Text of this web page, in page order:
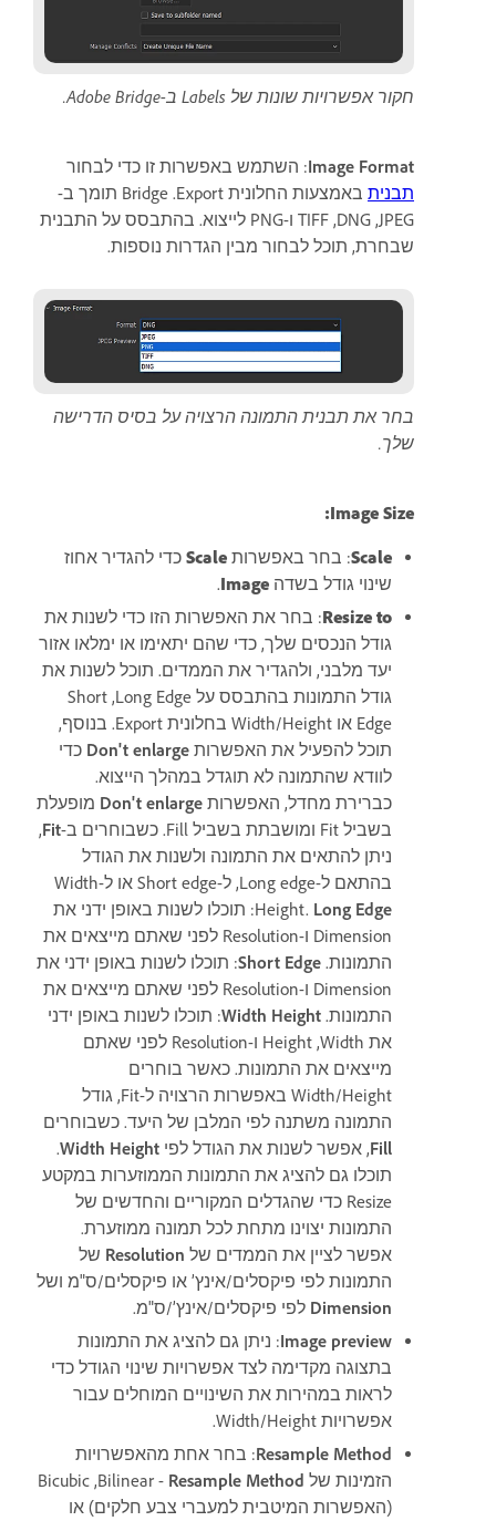
חקור אפשרויות שונות של Labels ב-Adobe Bridge.
Image Format: השתמש באפשרות זו כדי לבחור
תבנית
באמצעות החלונית Export. ‏Bridge תומך ב-
JPEG‏, DNG‏, TIFF ו-PNG לייצוא. בהתבסס על התבנית
שבחרת, תוכל לבחור מבין הגדרות נוספות.
בחר את תבנית התמונה הרצויה על בסיס הדרישה
שלך.
Image Size:
Scale: בחר באפשרות Scale כדי להגדיר אחוז
שינוי גודל בשדה Image
.
Resize to: בחר את האפשרות הזו כדי לשנות את
גודל הנכסים שלך, כדי שהם יתאימו או ימלאו אזור
יעד מלבני, ולהגדיר את הממדים. תוכל לשנות את
גודל התמונות בהתבסס על Long Edge, ‏Short
Edge או Width/Height בחלונית Export. בנוסף,
תוכל להפעיל את האפשרות Don't enlarge כדי
לוודא שהתמונה לא תוגדל במהלך הייצוא.
כברירת מחדל, האפשרות Don't enlarge מופעלת
בשביל Fit ומושבתת בשביל Fill. כשבוחרים ב-
Fit
,
ניתן להתאים את התמונה ולשנות את הגודל
בהתאם ל-Long edge, ל-Short edge או ל-Width
Height. Long Edge
: תוכלו לשנות באופן ידני את
Dimension ו-Resolution לפני שאתם מייצאים את
התמונות. Short Edge: תוכלו לשנות באופן ידני את
Dimension ו-Resolution לפני שאתם מייצאים את
התמונות. Width Height: תוכלו לשנות באופן ידני
את Width,‏ Height ו-Resolution לפני שאתם
מייצאים את התמונות. כאשר בוחרים
Width/Height באפשרות הרצויה ל-Fit, גודל
התמונה משתנה לפי המלבן של היעד. כשבוחרים
Fill, אפשר לשנות את הגודל לפי Width Height
.
תוכלו גם להציג את התמונות הממוזערות במקטע
Resize כדי שהגדלים המקוריים והחדשים של
התמונות יצוינו מתחת לכל תמונה ממוזערת.
אפשר לציין את הממדים של Resolution של
התמונות לפי פיקסלים/אינץ’ או פיקסלים/ס"מ ושל
Dimension לפי פיקסלים/אינץ’/ס"מ.
Image preview: ניתן גם להציג את התמונות
בתצוגה מקדימה לצד אפשרויות שינוי הגודל כדי
לראות במהירות את השינויים המוחלים עבור
אפשרויות Width/Height.
Resample Method: בחר אחת מהאפשרויות
הזמינות של Resample Method‏
- Bilinear‏, Bicubic
(האפשרות המיטבית למעברי צבע חלקים) או